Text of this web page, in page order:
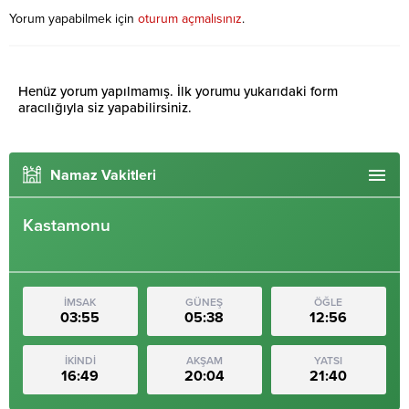
Yorum yapabilmek için oturum açmalısınız.
Henüz yorum yapılmamış. İlk yorumu yukarıdaki form
aracılığıyla siz yapabilirsiniz.
Namaz Vakitleri
Kastamonu
İMSAK
03:55
GÜNEŞ
05:38
ÖĞLE
12:56
İKİNDİ
16:49
AKŞAM
20:04
YATSI
21:40